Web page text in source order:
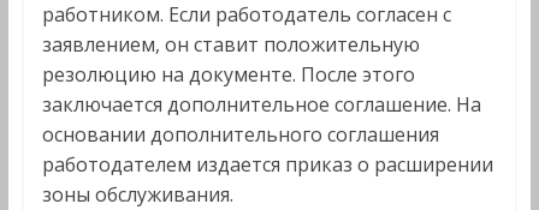
работником. Если работодатель согласен с
заявлением, он ставит положительную
резолюцию на документе. После этого
заключается дополнительное соглашение. На
основании дополнительного соглашения
работодателем издается приказ о расширении
зоны обслуживания.